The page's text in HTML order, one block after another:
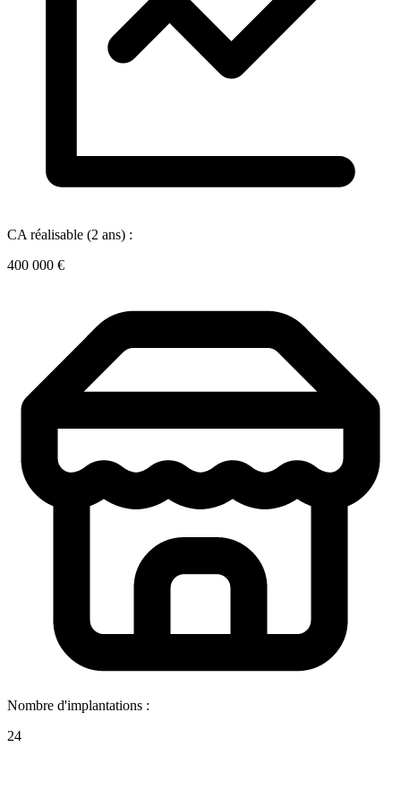
CA réalisable (2 ans) :
400 000 €
Nombre d'implantations :
24